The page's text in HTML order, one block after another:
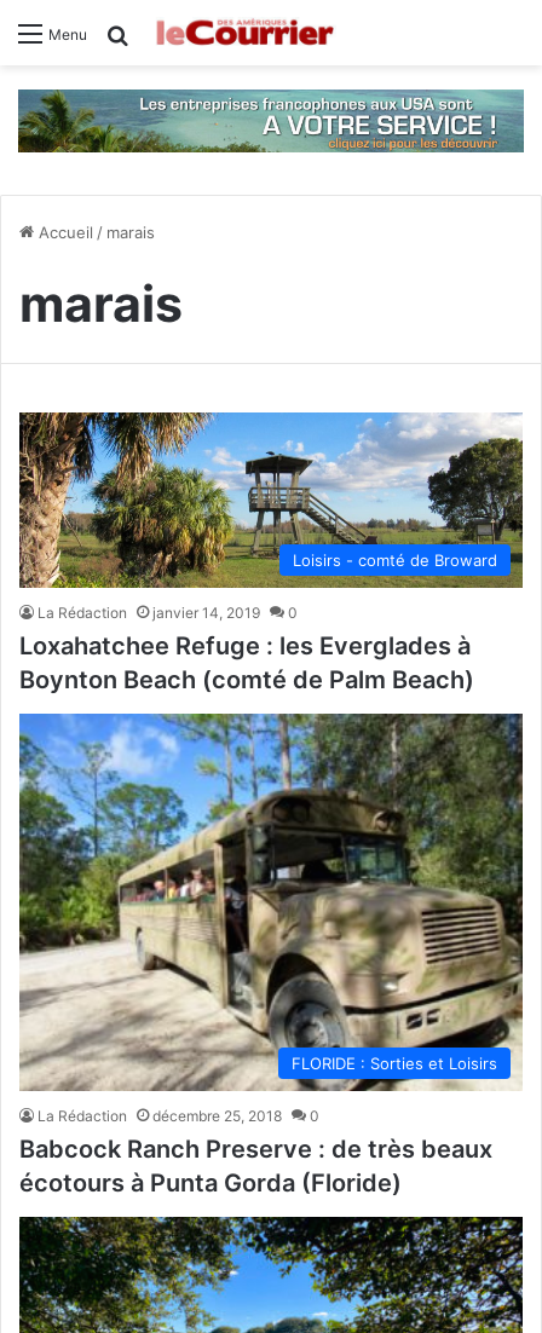
Menu Rechercher
Accueil / marais
marais
Loisirs - comté de Broward
La Rédaction janvier 14, 2019 0
Loxahatchee Refuge : les Everglades à
Boynton Beach (comté de Palm Beach)
FLORIDE : Sorties et Loisirs
La Rédaction décembre 25, 2018 0
Babcock Ranch Preserve : de très beaux
écotours à Punta Gorda (Floride)